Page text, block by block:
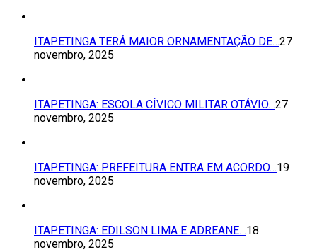
ITAPETINGA TERÁ MAIOR ORNAMENTAÇÃO DE…27
novembro, 2025
ITAPETINGA: ESCOLA CÍVICO MILITAR OTÁVIO…27
novembro, 2025
ITAPETINGA: PREFEITURA ENTRA EM ACORDO…19
novembro, 2025
ITAPETINGA: EDILSON LIMA E ADREANE…18
novembro, 2025